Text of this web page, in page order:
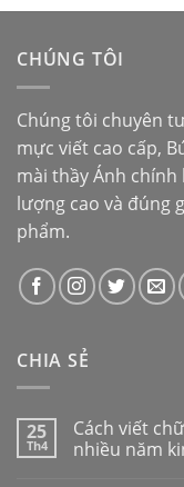
CHÚNG TÔI
Chúng tôi chuyên
mực viết cao cấp,
mài thầy Ánh chính
lượng cao và đúng
phẩm.
CHIA SẺ
25
Th4
Cách viết
nhiều năm